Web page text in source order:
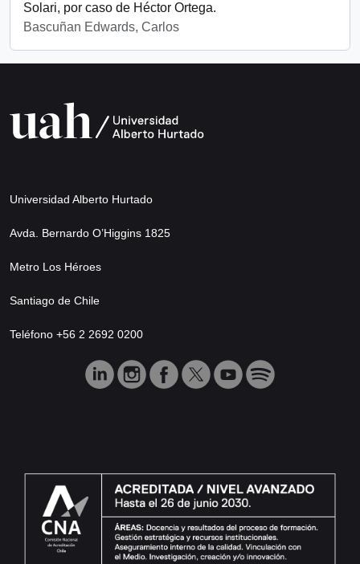
Solari, por caso de Héctor Ortega.
Bascuñan Edwards, Carlos
Universidad Alberto Hurtado
Avda. Bernardo O’Higgins 1825
Metro Los Héroes
Santiago de Chile
Teléfono +56 2 2692 0200